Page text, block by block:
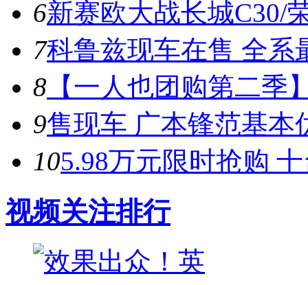
6新赛欧大战长城C30/
7科鲁兹现车在售 全系
8 【一人也团购第二季
9售现车 广本锋范基本
105.98万元限时抢购
视频关注排行